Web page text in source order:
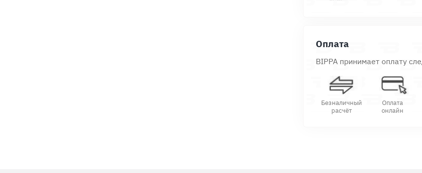
Оплата
BIPPA принимает оплату
Безналичный
расчёт
Оплата
онлайн